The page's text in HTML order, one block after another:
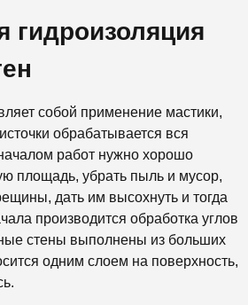
гидроизоляция
собой применение мастики,
обрабатывается вся
работ нужно хорошо
площадь, убрать пыль и мусор,
дать им высохнуть и тогда
производится обработка углов
стены выполнены из больших
одним слоем на поверхность,